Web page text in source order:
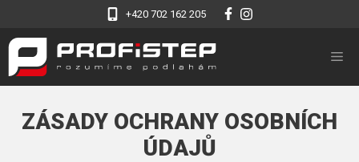
obsah
+420 702 162 205
ZÁSADY OCHRANY OSOBNÍCH
ÚDAJŮ